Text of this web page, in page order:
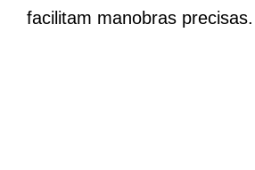
facilitam manobras precisas.